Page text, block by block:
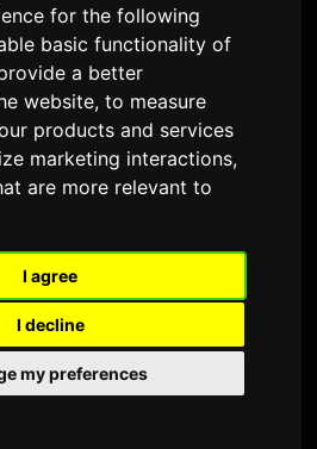
for the following
basic functionality of
a better
website,to measure
products and services
marketing interactions,
are more relevant to
I agree
I decline
my preferences
ReoNa ang
Music Video
ng Anime na
ReoNa para sa kanyang
ay magpre-premiere